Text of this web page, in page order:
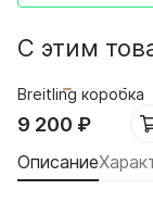
С этим
Breitling коробка
9 200 ₽
Описание